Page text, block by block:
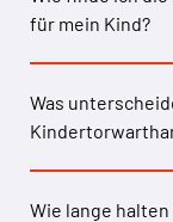
für mein Kind?
Was
Wie lange